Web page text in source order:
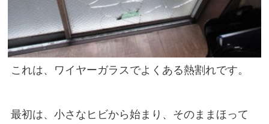
これは、ワイヤーガラスでよくある熱割れです。
最初は、小さなヒビから始まり、そのままほって